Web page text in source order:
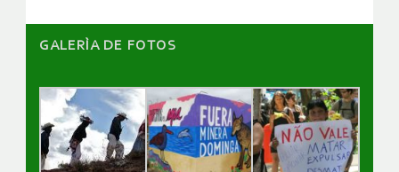
GALERÌA DE FOTOS